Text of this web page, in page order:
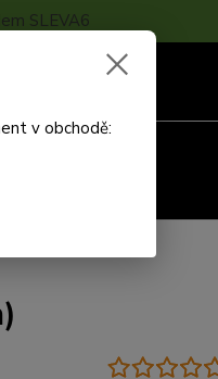
SLEVA6
v obchodě: